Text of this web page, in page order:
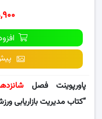
پاورپوینت فصل
“کتاب مدیریت بازاریابی